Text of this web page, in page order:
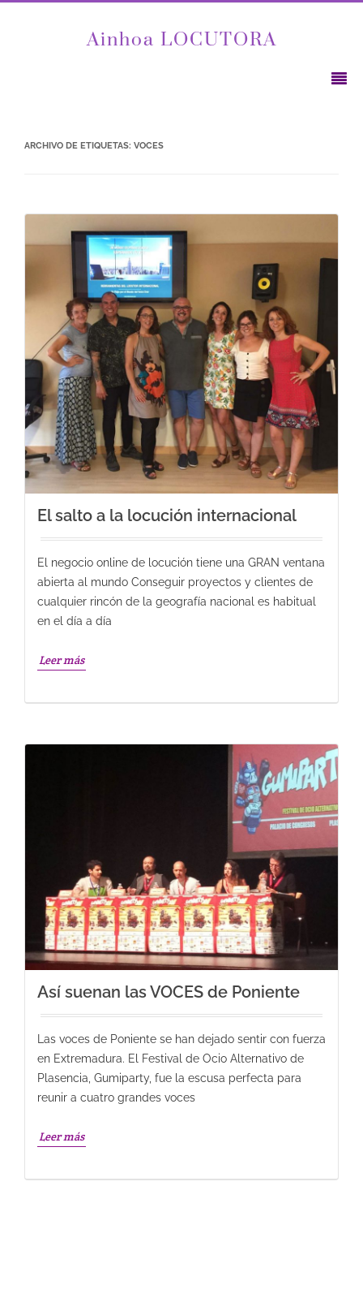
Ainhoa LOCUTORA
ARCHIVO DE ETIQUETAS: VOCES
El salto a la locución internacional
El negocio online de locución tiene una GRAN ventana
abierta al mundo Conseguir proyectos y clientes de
cualquier rincón de la geografía nacional es habitual
en el día a día
Leer más
Así suenan las VOCES de Poniente
Las voces de Poniente se han dejado sentir con fuerza
en Extremadura. El Festival de Ocio Alternativo de
Plasencia, Gumiparty, fue la escusa perfecta para
reunir a cuatro grandes voces
Leer más